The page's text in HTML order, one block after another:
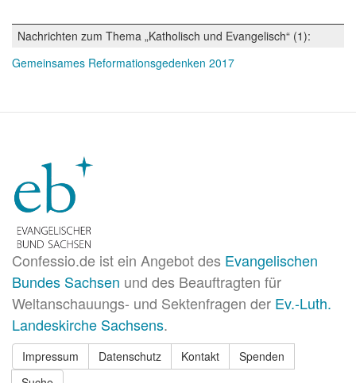
Nachrichten zum Thema „Katholisch und Evangelisch“ (1):
Gemeinsames Reformationsgedenken 2017
Confessio.de ist ein Angebot des Evangelischen
Bundes Sachsen und des Beauftragten für
Weltanschauungs- und Sektenfragen der Ev.-Luth.
Landeskirche Sachsens.
Impressum Datenschutz Kontakt
Spenden